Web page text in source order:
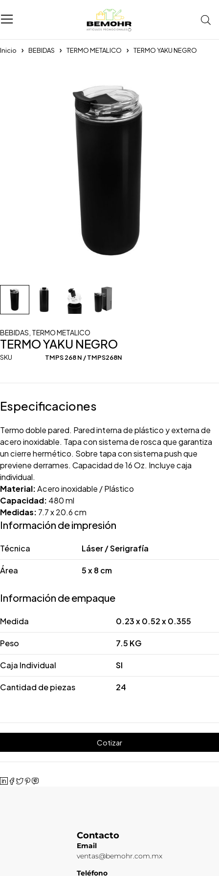
Inicio BEBIDAS TERMO METALICO TERMO YAKU NEGRO
BEBIDAS TERMO METALICO
TERMO YAKU NEGRO
SKU TMPS 268 N / TMPS268N
Especificaciones
Termo doble pared. Pared interna de plástico y externa de
acero inoxidable. Tapa con sistema de rosca que garantiza
un cierre hermético. Sobre tapa con sistema push que
previene derrames. Capacidad de 16 Oz. Incluye caja
individual.
Material:Acero inoxidable / Plástico
Capacidad: 480 ml
Medidas: 7.7 x 20.6 cm
Información de impresión
Técnica Láser / Serigrafía
Área 5 x 8 cm
Información de empaque
Medida 0.23 x 0.52 x 0.355
Peso 7.5 KG
Caja Individual SI
Cantidad de piezas 24
Cotizar
Contacto
Email
ventas@bemohr.com.mx
Teléfono